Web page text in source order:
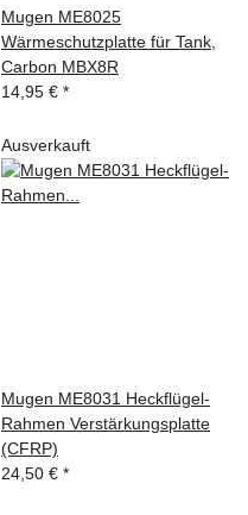
Mugen ME8025
Wärmeschutzplatte für Tank,
Carbon MBX8R
14,95 € *
Ausverkauft
Mugen ME8031 Heckflügel-
Rahmen Verstärkungsplatte
(CFRP)
24,50 € *